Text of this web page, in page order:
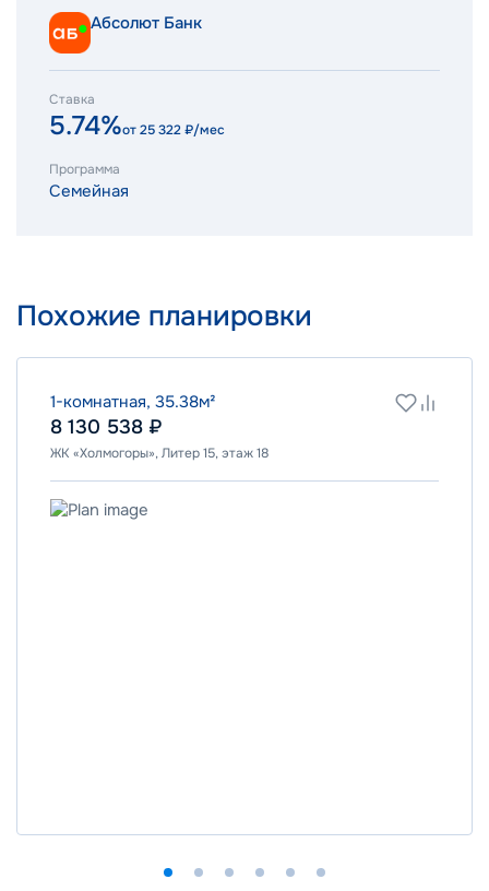
Абсолют Банк
Ставка
5.74%от25 322₽/мес
Программа
Семейная
Похожие планировки
1-комнатная, 35.38м²
8 130 538 ₽
ЖК «Холмогоры», Литер 15, этаж 18